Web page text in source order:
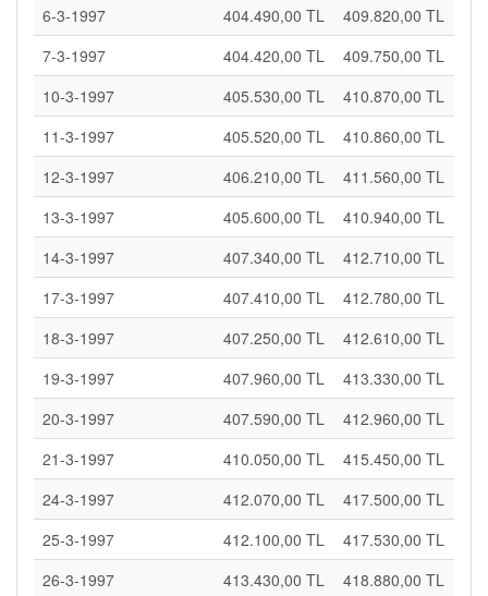
6-3-1997 404.490,00 TL
409.820,00 TL
7-3-1997
404.420,00 TL
409.750,00 TL
10-3-1997
405.530,00 TL
410.870,00 TL
11-3-1997
405.520,00 TL
410.860,00 TL
12-3-1997
406.210,00 TL
411.560,00 TL
13-3-1997
405.600,00 TL
410.940,00 TL
14-3-1997
407.340,00 TL
412.710,00 TL
17-3-1997
407.410,00 TL
412.780,00 TL
18-3-1997
407.250,00 TL
412.610,00 TL
19-3-1997
407.960,00 TL
413.330,00 TL
20-3-1997
407.590,00 TL
412.960,00 TL
21-3-1997
410.050,00 TL
415.450,00 TL
24-3-1997
412.070,00 TL
417.500,00 TL
25-3-1997
412.100,00 TL
417.530,00 TL
26-3-1997
413.430,00 TL
418.880,00 TL